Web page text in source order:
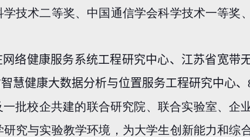
技术二等奖、中国通信学会科学技术一等奖
络健康服务系统工程研究中心、江苏省宽带
慧健康大数据分析与位置服务工程研究中心、
批校企共建的联合研究院、联合实验室、企
究与实验教学环境，为大学生创新能力和综